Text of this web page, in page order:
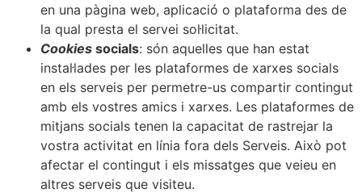
en una pàgina web, aplicació o plataforma des de
la qual presta el servei sol·licitat.
Cookies socials: són aquelles que han estat
instal·lades per les plataformes de xarxes socials
en els serveis per permetre-us compartir contingut
amb els vostres amics i xarxes. Les plataformes de
mitjans socials tenen la capacitat de rastrejar la
vostra activitat en línia fora dels Serveis. Això pot
afectar el contingut i els missatges que veieu en
altres serveis que visiteu.